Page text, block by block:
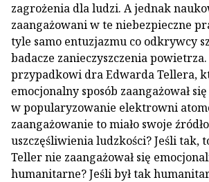
zagrożenia dla ludzi. A jednak
zaangażowani w te niebezpieczne
tyle samo entuzjazmu co odkrywcy
badacze zanieczyszczenia
przypadkowi dra Edwarda Tellera,
emocjonalny sposób zaangażował się
w popularyzowanie elektrowni
zaangażowanie to miało swoje
uszczęśliwienia ludzkości? Jeśli tak,
Teller nie zaangażował się
humanitarne? Jeśli był tak